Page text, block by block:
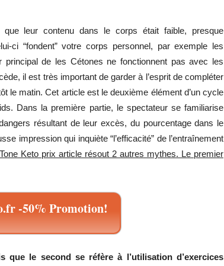
et
une
mince
leur contenu dans le corps était faible, presque
ci “fondent” votre corps personnel, par exemple les
de les Cétones ne fonctionnent pas avec les
il est très important de garder à l’esprit de compléter
le matin. Cet article est le deuxième élément d’un cycle
Dans la première partie, le spectateur se familiarise
résultant de leur excès, du pourcentage dans le
impression qui inquiète “l’efficacité” de l’entraînement
Keto prix article résout 2 autres mythes. Le premier
-50% Promotion!
le second se réfère à l’utilisation d’exercices